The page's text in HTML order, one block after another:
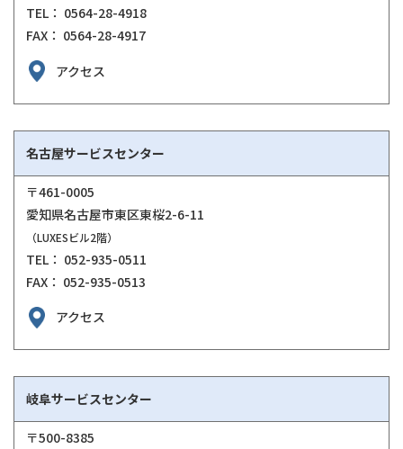
TEL： 0564-28-4918
FAX： 0564-28-4917
アクセス
名古屋サービスセンター
〒461-0005
愛知県名古屋市東区東桜2-6-11
（LUXESビル2階）
TEL： 052-935-0511
FAX： 052-935-0513
アクセス
岐阜サービスセンター
〒500-8385